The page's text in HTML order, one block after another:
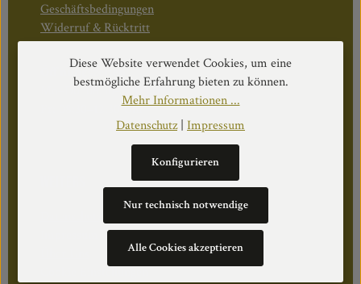
Geschäftsbedingungen
Widerruf & Rücktritt
Öffnungszeiten:
Mo–Do: 08:30–17:00 Uhr
Fr: 08:30–12:30 Uhr
Diese Website verwendet Cookies, um eine
bestmögliche Erfahrung bieten zu können.
Mehr Informationen ...
Datenschutz| Impressum
Nur technisch notwendige
Konfigurieren
Alle Cookies akzeptieren